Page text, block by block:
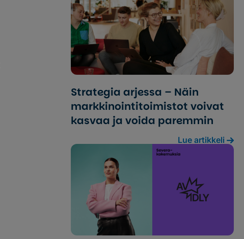
Strategia arjessa – Näin
markkinointi­toimistot voivat
kasvaa ja voida paremmin
Lue artikkeli